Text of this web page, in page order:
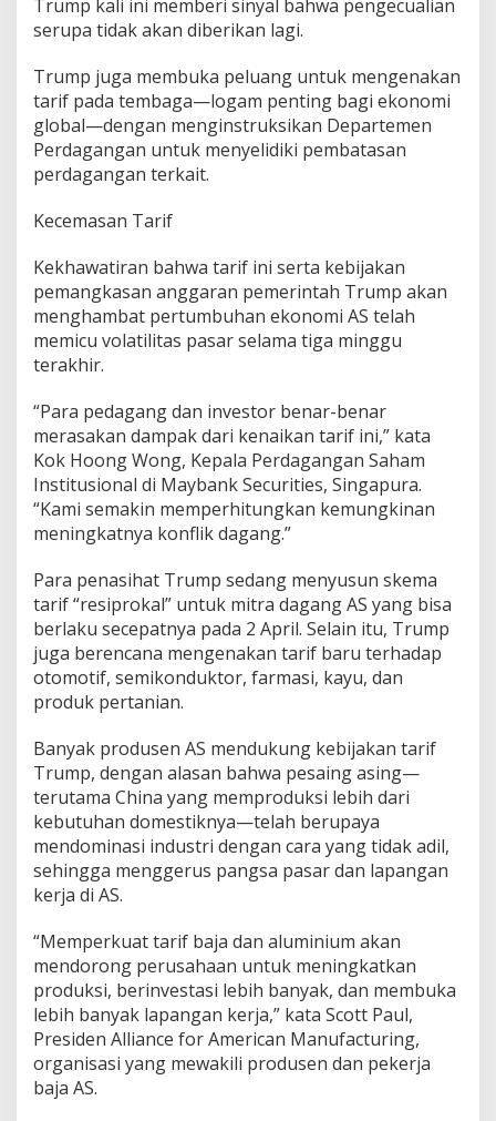
Trump kali ini memberi sinyal bahwa pengecualian
serupa tidak akan diberikan lagi.
Trump juga membuka peluang untuk mengenakan
tarif pada tembaga—logam penting bagi ekonomi
global—dengan menginstruksikan Departemen
Perdagangan untuk menyelidiki pembatasan
perdagangan terkait.
Kecemasan Tarif
Kekhawatiran bahwa tarif ini serta kebijakan
pemangkasan anggaran pemerintah Trump akan
menghambat pertumbuhan ekonomi AS telah
memicu volatilitas pasar selama tiga minggu
terakhir.
“Para pedagang dan investor benar-benar
merasakan dampak dari kenaikan tarif ini,” kata
Kok Hoong Wong, Kepala Perdagangan Saham
Institusional di Maybank Securities, Singapura.
“Kami semakin memperhitungkan kemungkinan
meningkatnya konflik dagang.”
Para penasihat Trump sedang menyusun skema
tarif “resiprokal” untuk mitra dagang AS yang bisa
berlaku secepatnya pada 2 April. Selain itu, Trump
juga berencana mengenakan tarif baru terhadap
otomotif, semikonduktor, farmasi, kayu, dan
produk pertanian.
Banyak produsen AS mendukung kebijakan tarif
Trump, dengan alasan bahwa pesaing asing—
terutama China yang memproduksi lebih dari
kebutuhan domestiknya—telah berupaya
mendominasi industri dengan cara yang tidak adil,
sehingga menggerus pangsa pasar dan lapangan
kerja di AS.
“Memperkuat tarif baja dan aluminium akan
mendorong perusahaan untuk meningkatkan
produksi, berinvestasi lebih banyak, dan membuka
lebih banyak lapangan kerja,” kata Scott Paul,
Presiden Alliance for American Manufacturing,
organisasi yang mewakili produsen dan pekerja
baja AS.